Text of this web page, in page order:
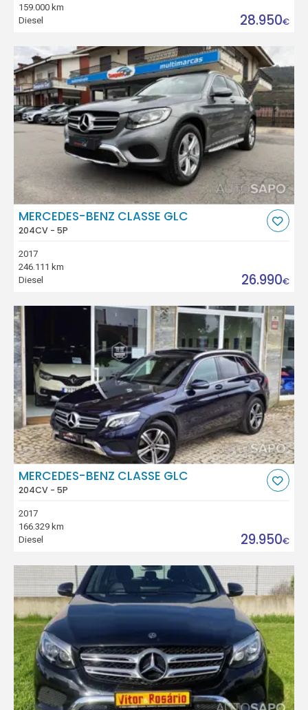
159.000 km
Diesel
28.950€
MERCEDES-BENZ CLASSE GLC
204CV - 5P
2017
246.111 km
Diesel
26.990€
MERCEDES-BENZ CLASSE GLC
204CV - 5P
2017
166.329 km
Diesel
29.950€